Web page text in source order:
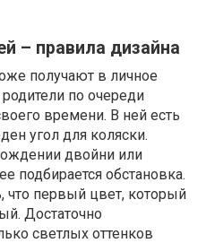
– правила дизайна
получают в личное
по очереди
времени. В ней есть
угол для коляски.
двойни или
подбирается обстановка.
что первый цвет, который
Достаточно
светлых оттенков